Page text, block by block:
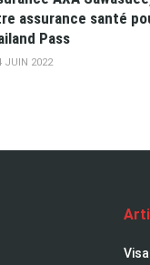
assurance santé
Pass
JUIN 2022